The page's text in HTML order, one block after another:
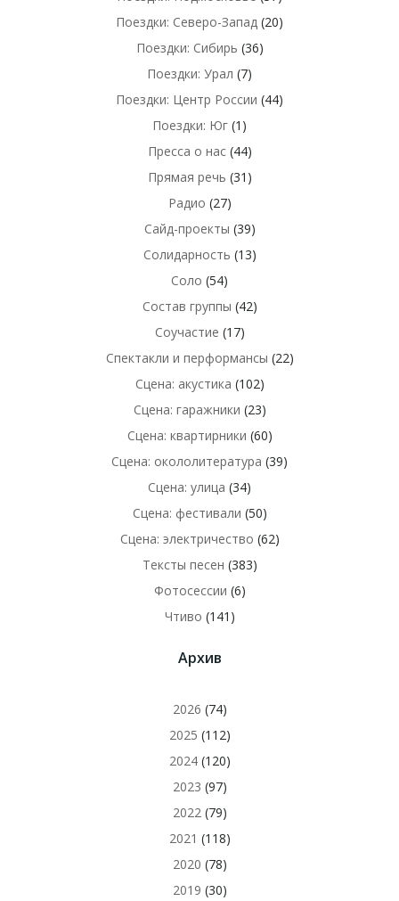
Поездки: Северо-Запад (20)
Поездки: Сибирь (36)
Поездки: Урал (7)
Поездки: Центр России (44)
Поездки: Юг (1)
Пресса о нас(44)
Прямая речь (31)
Радио (27)
Сайд-проекты (39)
Солидарность (13)
Соло (54)
Состав группы (42)
Соучастие (17)
Спектакли и перформансы (22)
Сцена: акустика (102)
Сцена: гаражники (23)
Сцена: квартирники (60)
Сцена: окололитература (39)
Сцена: улица (34)
Сцена: фестивали (50)
Сцена: электричество (62)
Тексты песен (383)
Фотосессии (6)
Чтиво (141)
Архив
2026 (74)
2025 (112)
2024(120)
2023 (97)
2022(79)
2021 (118)
2020 (78)
2019 (30)